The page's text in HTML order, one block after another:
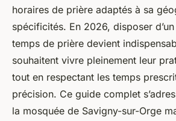
horaires de prière adaptés à sa
spécificités. En 2026, disposer
temps de prière devient
souhaitent vivre pleinement leur
tout en respectant les temps
précision. Ce guide complet
la mosquée de Savigny-sur-Orge